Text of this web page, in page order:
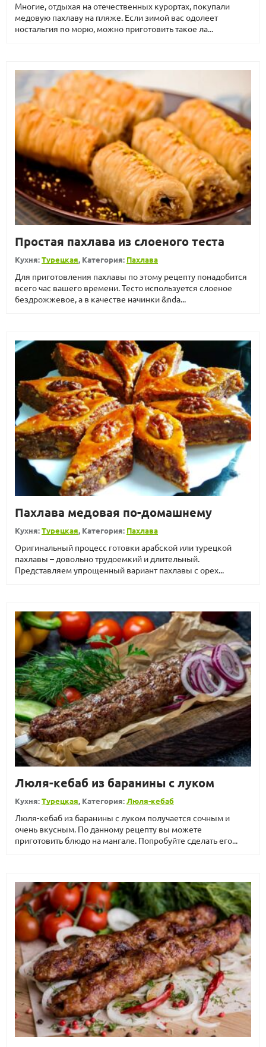
Многие, отдыхая на отечественных курортах, покупали
медовую пахлаву на пляже. Если зимой вас одолеет
ностальгия по морю, можно приготовить такое ла...
Простая пахлава из слоеного теста
Кухня:Турецкая, Категория: Пахлава
Для приготовления пахлавы по этому рецепту понадобится
всего час вашего времени. Тесто используется слоеное
бездрожжевое, а в качестве начинки &nda...
Пахлава медовая по-домашнему
Кухня:Турецкая, Категория: Пахлава
Оригинальный процесс готовки арабской или турецкой
пахлавы – довольно трудоемкий и длительный.
Представляем упрощенный вариант пахлавы с орех...
Люля-кебаб из баранины с луком
Кухня:Турецкая, Категория:Люля-кебаб
Люля-кебаб из баранины с луком получается сочным и
очень вкусным. По данному рецепту вы можете
приготовить блюдо на мангале. Попробуйте сделать его...